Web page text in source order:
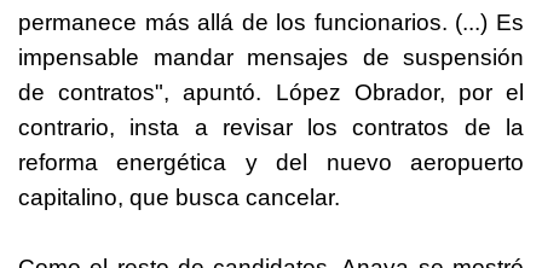
permanece más allá de los funcionarios. (...) Es
impensable mandar mensajes de suspensión
de contratos", apuntó. López Obrador, por el
contrario, insta a revisar los contratos de la
reforma energética y del nuevo aeropuerto
capitalino, que busca cancelar.